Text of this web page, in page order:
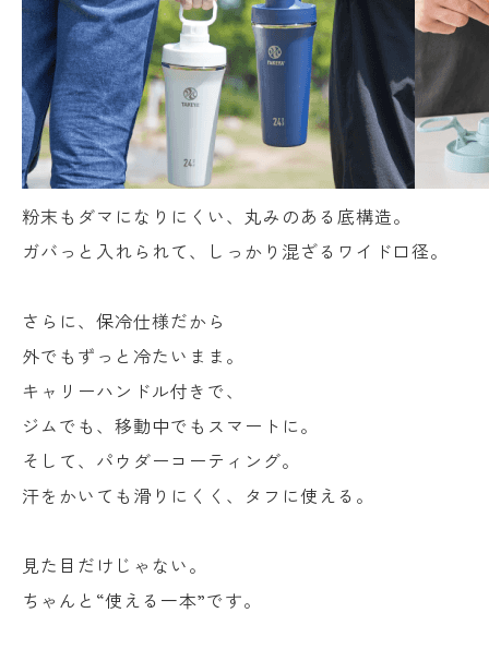
粉末もダマになりにくい、丸みのある底構造。
ガバっと入れられて、しっかり混ざるワイド口径。
さらに、保冷仕様だから
外でもずっと冷たいまま。
キャリーハンドル付きで、
ジムでも、移動中でもスマートに。
そして、パウダーコーティング。
汗をかいても滑りにくく、タフに使える。
見た目だけじゃない。
ちゃんと“使える一本”です。